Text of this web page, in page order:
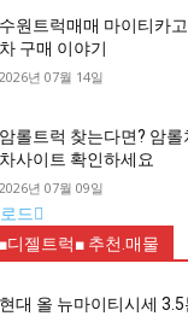
수원트럭매매 마이티카
차 구매 이야기
2026년 07월 14일
암롤트럭 찾는다면? 암
차사이트 확인하세요
2026년 07월 09일
드
디젤트럭■ 추천.매물
현대 올 뉴마이티시세